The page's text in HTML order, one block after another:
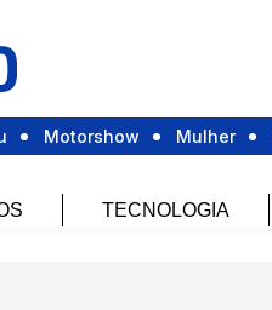
Motorshow Mulher
TECNOLOGIA